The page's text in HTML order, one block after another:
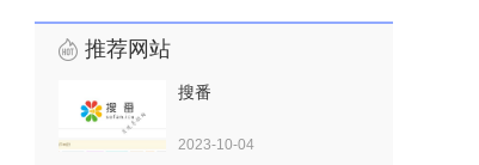
推荐网站
搜番
2023-10-04